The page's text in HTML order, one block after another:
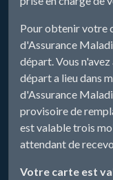
Pour obtenir votre
d'Assurance
départ. Vous
départ a lieu dans
d'Assurance
provisoire de
est valable trois
attendant de
Votre carte est